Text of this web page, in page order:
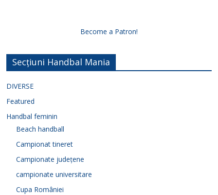
Become a Patron!
Secțiuni Handbal Mania
DIVERSE
Featured
Handbal feminin
Beach handball
Campionat tineret
Campionate județene
campionate universitare
Cupa României